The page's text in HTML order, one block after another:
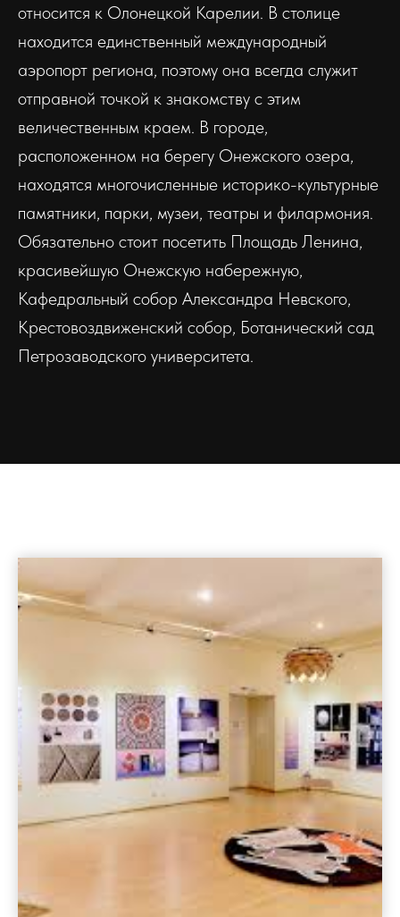
относится к Олонецкой Карелии. В столице
находится единственный международный
аэропорт региона, поэтому она всегда служит
отправной точкой к знакомству с этим
величественным краем. В городе,
расположенном на берегу Онежского озера,
находятся многочисленные историко-культурные
памятники, парки, музеи, театры и филармония.
Обязательно стоит посетить Площадь Ленина,
красивейшую Онежскую набережную,
Кафедральный собор Александра Невского,
Крестовоздвиженский собор, Ботанический сад
Петрозаводского университета.